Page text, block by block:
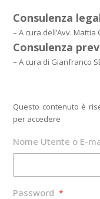
Consulenza
– A cura dell’Avv.
Consulenza
– A cura di Gianfranco
Questo contenuto è
per accedere
Nome Utente o E-
Password *